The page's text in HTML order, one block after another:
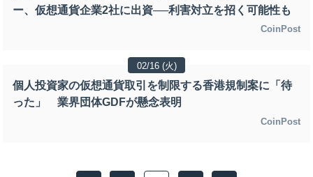
ー、仮想通貨企業2社に出資──利害対立を招く可能性も
CoinPost
02/16 (火)
個人投資家の仮想通貨取引を制限する香港規制案に「待
った」 業界団体GDFが懸念表明
CoinPost